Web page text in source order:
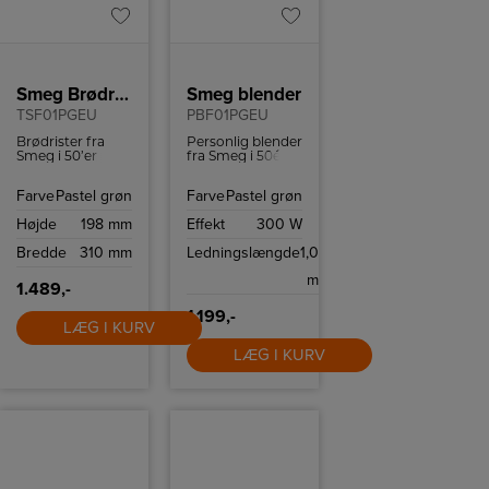
Smeg Brødrister
TSF01PGEU
Brødrister fra
Smeg i 50’er
Brødristeren har
optøningsfunktion
ristningsniveauer.
FarvePastel grøn
Højde
198 mm
Bredde
310 mm
1.489,-
LÆG I KURV
Smeg blender
PBF01PGEU
Personlig blender
fra Smeg i 50ér
to hastigheder.
FarvePastel grøn
Effekt
300 W
Ledningslængde1,0
m
1.199,-
LÆG I KURV